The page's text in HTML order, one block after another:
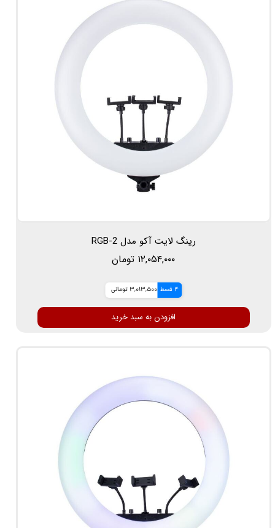
رینگ لایت آکو مدل RGB-2
۱۲,۰۵۴,۰۰۰ تومان
4 قسط 3,013,500 تومانی
افزودن به سبد خرید